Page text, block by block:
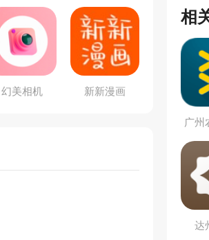
幻美相机 新新漫画
相
广州
达